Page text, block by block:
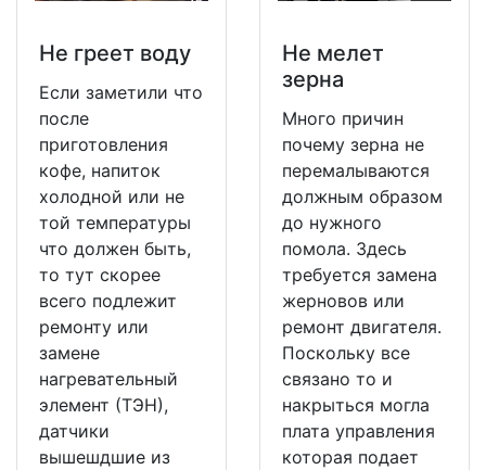
Не греет воду
Если заметили что
после
приготовления
кофе, напиток
холодной или не
той температуры
что должен быть,
то тут скорее
всего подлежит
ремонту или
замене
нагревательный
элемент (ТЭН),
датчики
вышешдшие из
Не мeлет
зерна
Много причин
почему зерна не
перемалываются
должным образом
до нужного
помола. Здесь
требуется замена
жерновов или
ремонт двигателя.
Поскольку все
связано то и
накрыться могла
плата управления
которая подает